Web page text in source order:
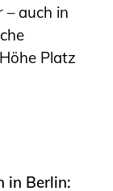
– auch in
Platz
in Berlin: